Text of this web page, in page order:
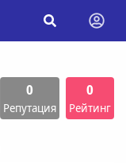
0
Репутация
0
Рейтинг